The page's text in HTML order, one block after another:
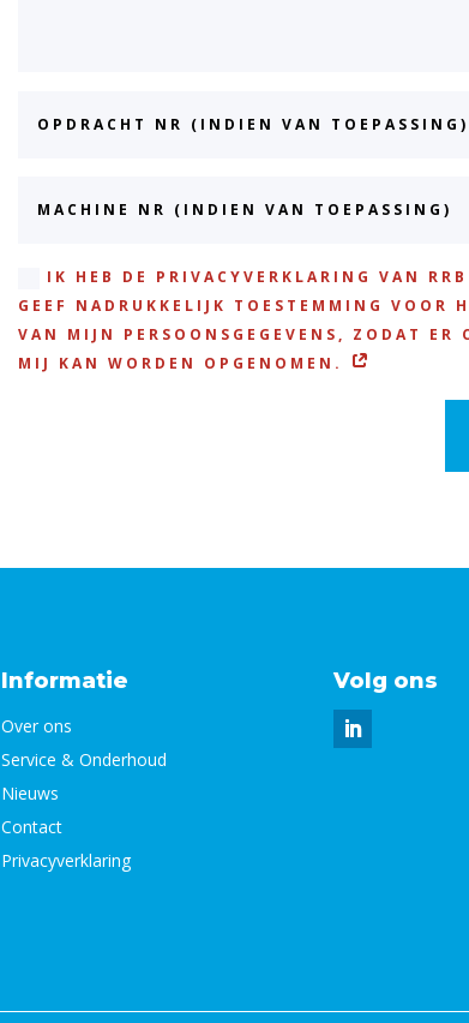
IK HEB DE PRIVACYVERKLARING VAN
GEEF NADRUKKELIJK TOESTEMMING VOOR
VAN MIJN PERSOONSGEGEVENS, ZODAT ER
MIJ KAN WORDEN OPGENOMEN.
Informatie
Over ons
Service & Onderhoud
Nieuws
Contact
Privacyverklaring
Volg ons